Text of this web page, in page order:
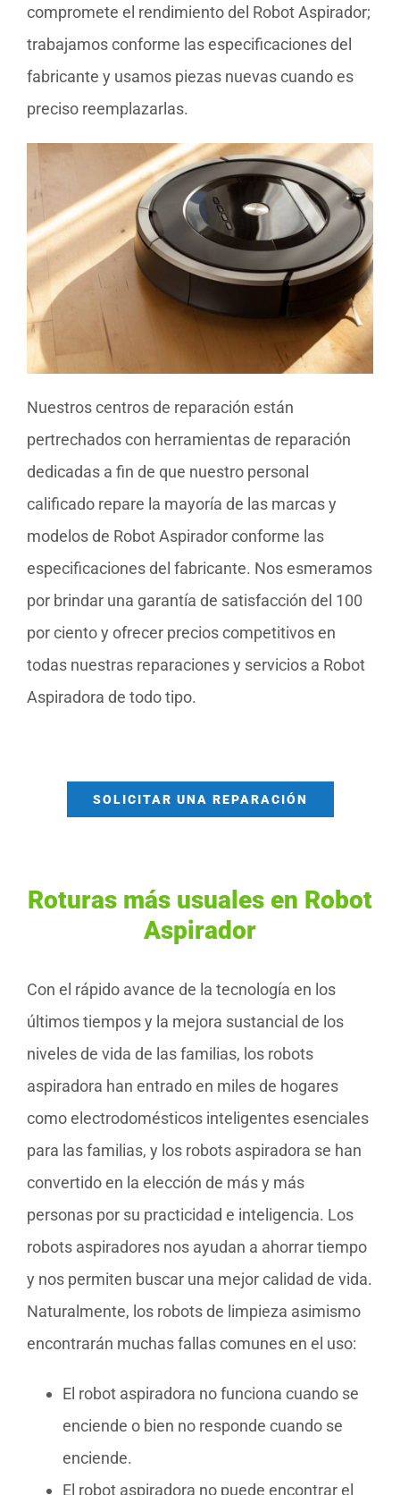
compromete el rendimiento del Robot Aspirador;
trabajamos conforme las especificaciones del
fabricante y usamos piezas nuevas cuando es
preciso reemplazarlas.
Nuestros centros de reparación están
pertrechados con herramientas de reparación
dedicadas a fin de que nuestro personal
calificado repare la mayoría de las marcas y
modelos de Robot Aspirador conforme las
especificaciones del fabricante. Nos esmeramos
por brindar una garantía de satisfacción del 100
por ciento y ofrecer precios competitivos en
todas nuestras reparaciones y servicios a Robot
Aspiradora de todo tipo.
SOLICITAR UNA REPARACIÓN
Roturas más usuales en Robot
Aspirador
Con el rápido avance de la tecnología en los
últimos tiempos y la mejora sustancial de los
niveles de vida de las familias, los robots
aspiradora han entrado en miles de hogares
como electrodomésticos inteligentes esenciales
para las familias, y los robots aspiradora se han
convertido en la elección de más y más
personas por su practicidad e inteligencia. Los
robots aspiradores nos ayudan a ahorrar tiempo
y nos permiten buscar una mejor calidad de vida.
Naturalmente, los robots de limpieza asimismo
encontrarán muchas fallas comunes en el uso:
El robot aspiradora no funciona cuando se
enciende o bien no responde cuando se
enciende.
El robot aspiradora no puede encontrar el